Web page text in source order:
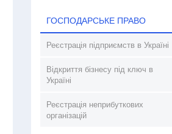
ГОСПОДАРСЬКЕ ПРАВО
Реєстрація підприємств в Україні
Відкриття бізнесу під ключ в
Україні
Реєстрація неприбуткових
організацій